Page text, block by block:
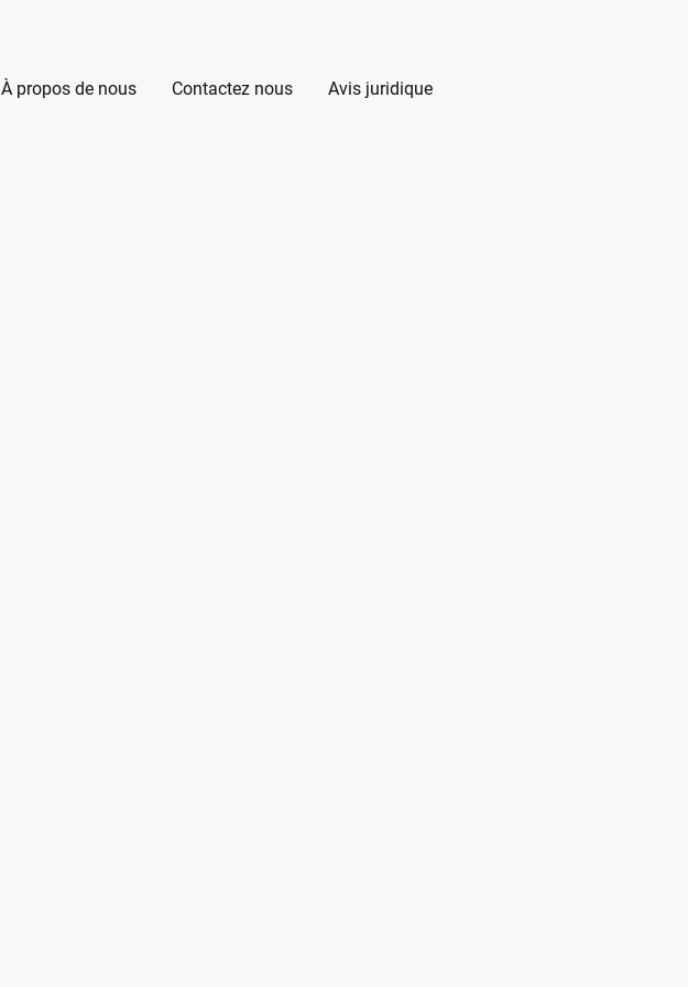
À propos de nous Contactez nous Avis juridique